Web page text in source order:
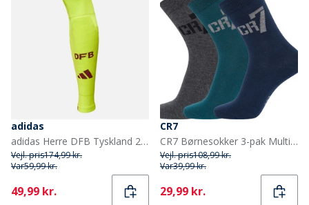
adidas
adidas Herre DFB Tyskland 2025 Autentiske udebanestrømper Semi Solar Yellow
Vejl. pris174,99 kr.
Var59,99 kr.
Current
49,99 kr.
CR7
CR7 Børnesokker 3-pak Multifarvet
Vejl. pris108,99 kr.
Var39,99 kr.
Current
29,99 kr.